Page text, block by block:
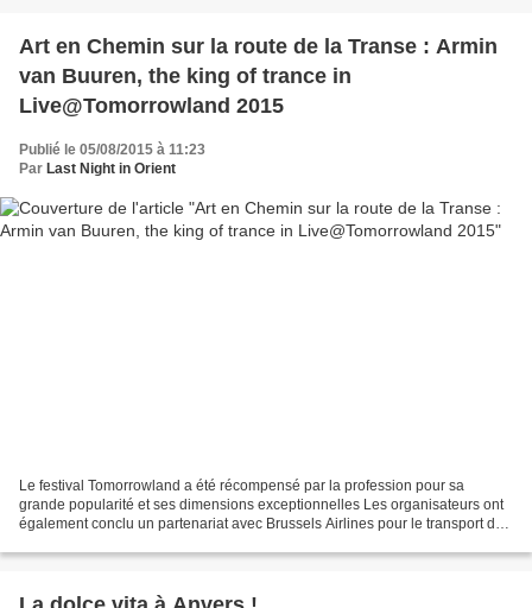
Art en Chemin sur la route de la Transe : Armin
van Buuren, the king of trance in
Live@Tomorrowland 2015
Publié le 05/08/2015 à 11:23
Par Last Night in Orient
Le festival Tomorrowland a été récompensé par la profession pour sa
grande popularité et ses dimensions exceptionnelles Les organisateurs ont
également conclu un partenariat avec Brussels Airlines pour le transport des